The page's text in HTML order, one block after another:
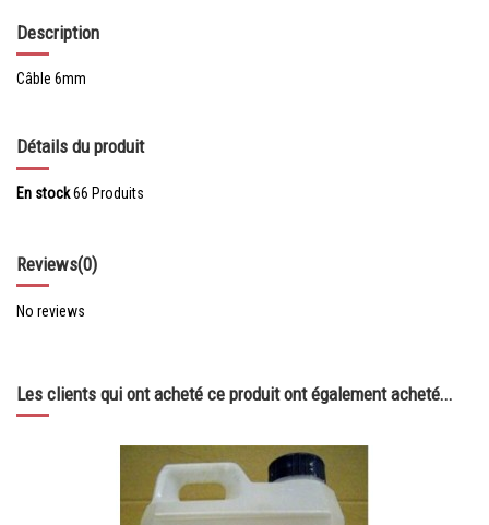
Description
Câble 6mm
Détails du produit
En stock66 Produits
Reviews(0)
No reviews
Les clients qui ont acheté ce produit ont également acheté...